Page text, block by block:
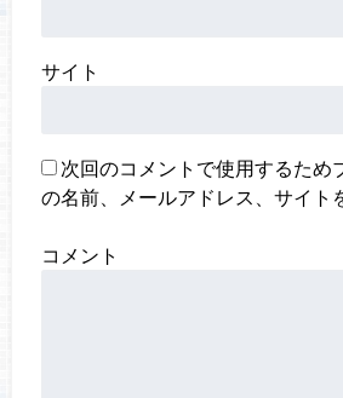
サイト
次回のコメントで使用するため
の名前、メールアドレス、サイト
コメント